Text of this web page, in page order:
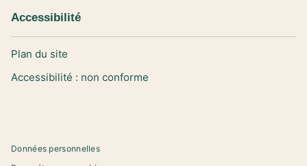
Accessibilité
Plan du site
Accessibilité : non conforme
Données personnelles